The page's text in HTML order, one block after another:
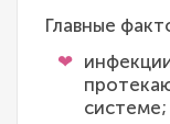
Главные
системе;